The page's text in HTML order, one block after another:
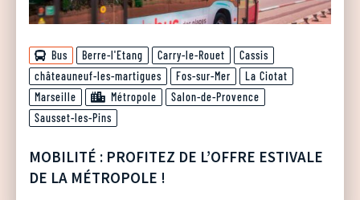
Bus Berre-l'Etang Carry-le-Rouet
Cassis
châteauneuf-les-martigues
Fos-sur-Mer
La Ciotat
Marseille
Métropole
Salon-de-Provence
Sausset-les-Pins
MOBILITÉ : PROFITEZ DE L’OFFRE ESTIVALE
DE LA MÉTROPOLE !